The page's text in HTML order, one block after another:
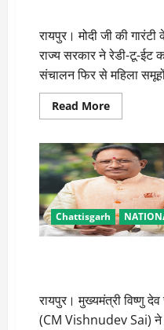
रायपुर। मोदी जी की
राज्य सरकार ने रेडी-टू-ईट
संचालन फिर से महिला
Read MoreRead
more
समूहों
के
जिम्मे
होगा
नौनिहालों
का
पोषण
:
सीएम
Chattisgarh
रायपुर। मुख्यमंत्री विष्णु
(CM Vishnudev Sai)